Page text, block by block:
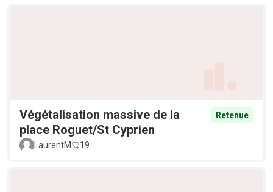
Végétalisation massive de la
place Roguet/St Cyprien
Retenue
LaurentM 19